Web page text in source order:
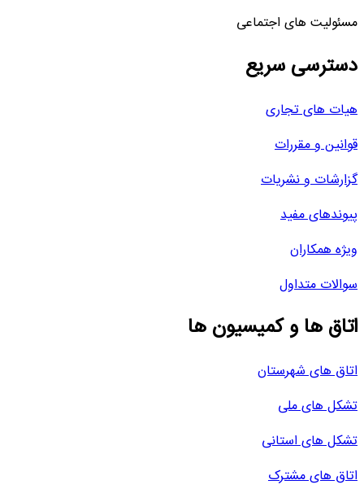
مسئولیت های اجتماعی
دسترسی سریع
هیات های تجاری
قوانین و مقررات
گزارشات و نشریات
پیوندهای مفید
ویژه همکاران
سوالات متداول
اتاق ها و کمیسیون ها
اتاق های شهرستان
تشکل های ملی
تشکل های استانی
اتاق های مشترک